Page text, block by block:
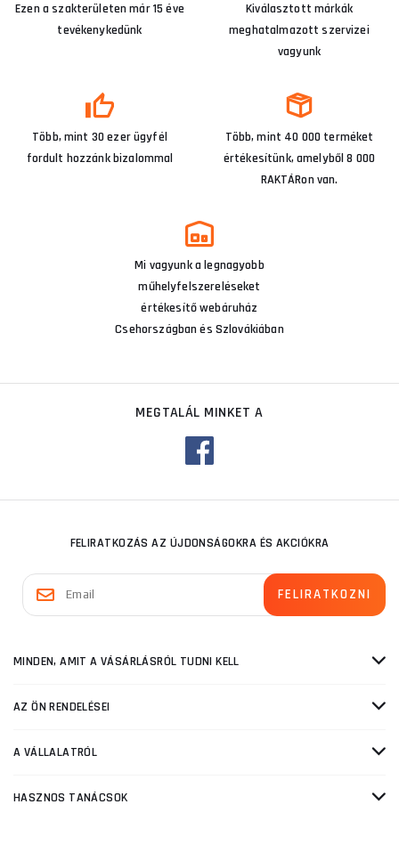
Ezen a szakterületen már 15 éve
tevékenykedünk
Kiválasztott márkák
meghatalmazott szervizei
vagyunk
Több, mint 30 ezer ügyfél
fordult hozzánk bizalommal
Több, mint 40 000 terméket
értékesítünk, amelyből 8 000
RAKTÁRon van.
Mi vagyunk a legnagyobb
műhelyfelszereléseket
értékesítő webáruház
Csehországban és Szlovákiában
MEGTALÁL MINKET A
FELIRATKOZÁS AZ ÚJDONSÁGOKRA ÉS AKCIÓKRA
MINDEN, AMIT A VÁSÁRLÁSRÓL TUDNI KELL
AZ ÖN RENDELÉSEI
A VÁLLALATRÓL
HASZNOS TANÁCSOK